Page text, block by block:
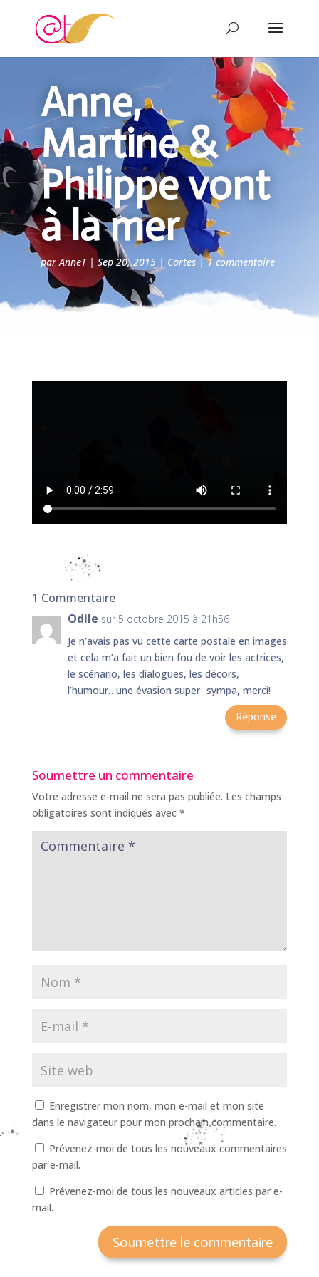
Anne,
Martine &
Philippe vont
à la mer
par AnneT|Sep 20, 2015| Cartes|1 commentaire
1 Commentaire
Odile sur 5 octobre 2015 à 21h56
Je n’avais pas vu cette carte postale en images
et cela m’a fait un bien fou de voir les actrices,
le scénario, les dialogues, les décors,
l’humour…une évasion super- sympa, merci!
Réponse
Soumettre un commentaire
Votre adresse e-mail ne sera pas publiée. Les champs
obligatoires sont indiqués avec *
Enregistrer mon nom, mon e-mail et mon site
dans le navigateur pour mon prochain commentaire.
Prévenez-moi de tous les nouveaux commentaires
par e-mail.
Prévenez-moi de tous les nouveaux articles par e-
mail.
Soumettre le commentaire